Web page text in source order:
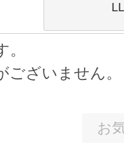
ございません。
お